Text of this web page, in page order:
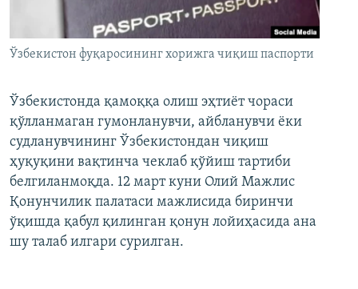
Ўзбекистон фуқаросининг хорижга чиқиш паспорти
Ўзбекистонда қамоққа олиш эҳтиёт чораси
қўлланмаган гумонланувчи, айбланувчи ёки
судланувчининг Ўзбекистондан чиқиш
ҳуқуқини вақтинча чеклаб қўйиш тартиби
белгиланмоқда. 12 март куни Олий Мажлис
Қонунчилик палатаси мажлисида биринчи
ўқишда қабул қилинган қонун лойиҳасида ана
шу талаб илгари сурилган.